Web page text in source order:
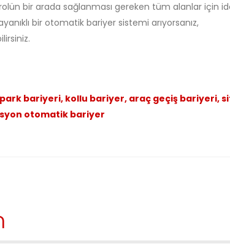
bir arada sağlanması gereken tüm alanlar için
bir otomatik bariyer sistemi arıyorsanız,
bariyeri, kollu bariyer, araç geçiş bariyeri,
otomatik bariyer